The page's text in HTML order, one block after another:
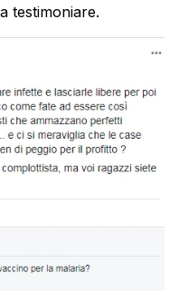
testimoniare.